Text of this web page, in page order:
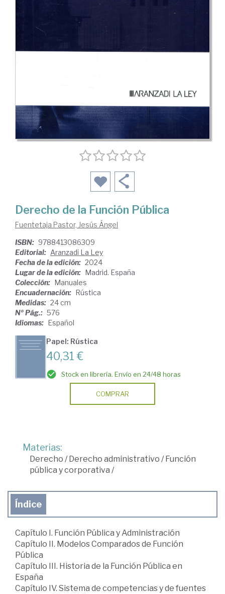
Derecho de la Función Pública
Fuentetaja Pastor, Jesús Ángel
ISBN: 9788413086309
Editorial: Aranzadi La Ley
Fecha de la edición: 2024
Lugar de la edición: Madrid. España
Colección: Manuales
Encuadernación: Rústica
Medidas: 24 cm
Nº Pág.: 576
Idiomas: Español
Papel: Rústica
40,31 €
Stock en librería. Envío en 24/48 horas
COMPRAR
Materias:
Derecho /Derecho administrativo /Función
pública y corporativa /
Índice
Capítulo I. Función Pública y Administración
Capítulo II. Modelos Comparados de Función
Pública
Capítulo III. Historia de la Función Pública en
España
Capítulo IV. Sistema de competencias y de fuentes